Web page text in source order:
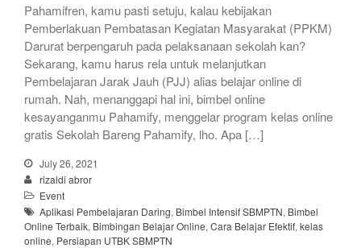
Pahamifren, kamu pasti setuju, kalau kebijakan
Pemberlakuan Pembatasan Kegiatan Masyarakat (PPKM)
Darurat berpengaruh pada pelaksanaan sekolah kan?
Sekarang, kamu harus rela untuk melanjutkan
Pembelajaran Jarak Jauh (PJJ) alias belajar online di
rumah. Nah, menanggapi hal ini, bimbel online
kesayanganmu Pahamify, menggelar program kelas online
gratis Sekolah Bareng Pahamify, lho. Apa […]
July 26, 2021
rizaldi abror
Event
Aplikasi Pembelajaran Daring, Bimbel Intensif SBMPTN, Bimbel
Online Terbaik, Bimbingan Belajar Online, Cara Belajar Efektif, kelas
online, Persiapan UTBK SBMPTN